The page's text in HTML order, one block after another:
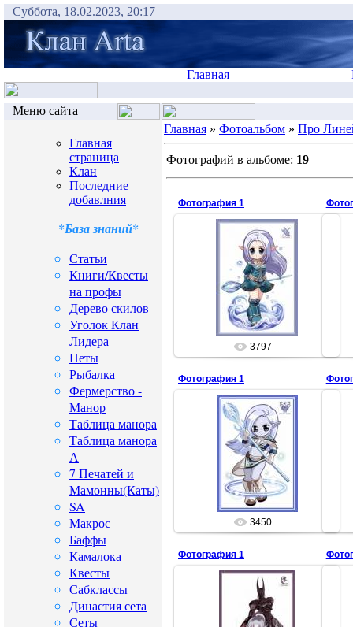
Суббота, 18.02.2023, 20:17
Главная
Меню сайта
Главная
страница
Клан
Последние
добавлния
*База знаний*
Статьи
Книги/Квесты
на профы
Дерево скилов
Уголок Клан
Лидера
Петы
Рыбалка
Фермерство -
Манор
Таблица манора
Таблица манора
А
7 Печатей и
Мамонны(Каты)
SA
Макрос
Баффы
Камалока
Квесты
Сабклассы
Династия сета
Сеты
Главная » Фотоальбом » Про
Фотографий в альбоме: 19
Фотография 1
01.07.2008
issi
3797
Фотография 1
01.07.2008
issi
3450
Фотография 1
01.07.2008